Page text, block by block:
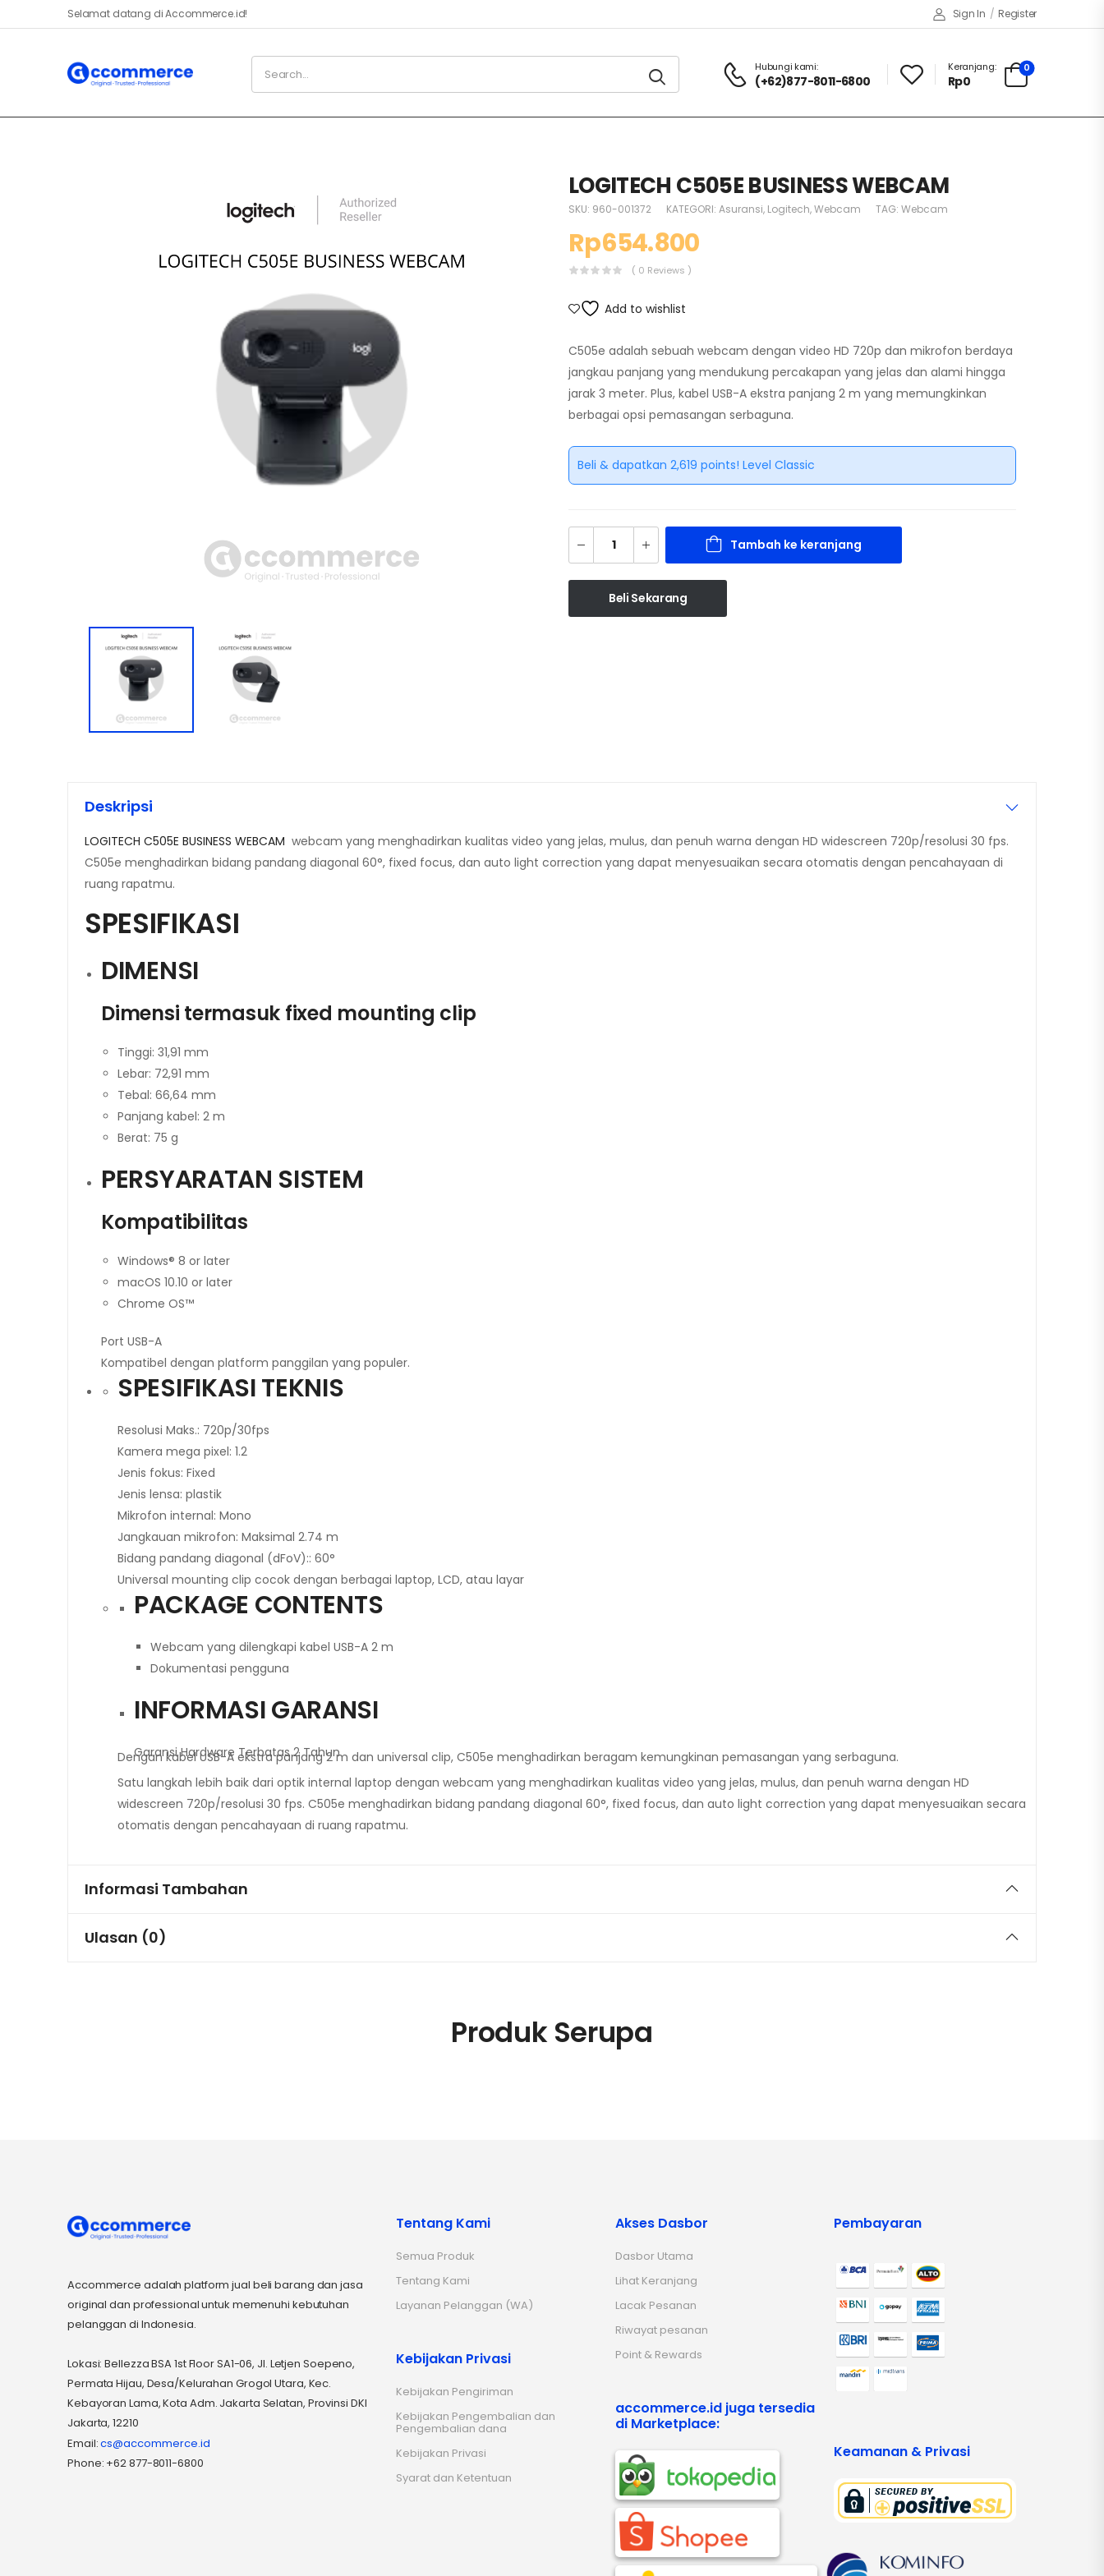
Selamat datang di Accommerce.id! Sign In / Register
Hubungi kami:
(+62)877-8011-6800
Keranjang:
Rp0
0
LOGITECH C505E BUSINESS WEBCAM
SKU: 960-001372 KATEGORI: Asuransi, Logitech,Webcam TAG: Webcam
Rp654.800
( 0 Reviews )
Add to wishlist
C505e adalah sebuah webcam dengan video HD 720p dan mikrofon berdaya
jangkau panjang yang mendukung percakapan yang jelas dan alami hingga
jarak 3 meter. Plus, kabel USB-A ekstra panjang 2 m yang memungkinkan
berbagai opsi pemasangan serbaguna.
Beli & dapatkan 2,619 points! Level Classic
Tambah ke keranjang
Beli Sekarang
Deskripsi
LOGITECH C505E BUSINESS WEBCAM webcam yang menghadirkan kualitas video yang jelas, mulus, dan penuh warna dengan HD widescreen 720p/resolusi 30 fps.
C505e menghadirkan bidang pandang diagonal 60°, fixed focus, dan auto light correction yang dapat menyesuaikan secara otomatis dengan pencahayaan di
ruang rapatmu.
SPESIFIKASI
DIMENSI
Dimensi termasuk fixed mounting clip
Tinggi: 31,91 mm
Lebar: 72,91 mm
Tebal: 66,64 mm
Panjang kabel: 2 m
Berat: 75 g
PERSYARATAN SISTEM
Kompatibilitas
Windows® 8 or later
macOS 10.10 or later
Chrome OS™
Port USB-A
Kompatibel dengan platform panggilan yang populer.
SPESIFIKASI TEKNIS
Resolusi Maks.: 720p/30fps
Kamera mega pixel: 1.2
Jenis fokus: Fixed
Jenis lensa: plastik
Mikrofon internal: Mono
Jangkauan mikrofon: Maksimal 2.74 m
Bidang pandang diagonal (dFoV):: 60°
Universal mounting clip cocok dengan berbagai laptop, LCD, atau layar
PACKAGE CONTENTS
Webcam yang dilengkapi kabel USB-A 2 m
Dokumentasi pengguna
INFORMASI GARANSI
Garansi Hardware Terbatas 2 Tahun
Dengan kabel USB-A ekstra panjang 2 m dan universal clip, C505e menghadirkan beragam kemungkinan pemasangan yang serbaguna.
Satu langkah lebih baik dari optik internal laptop dengan webcam yang menghadirkan kualitas video yang jelas, mulus, dan penuh warna dengan HD
widescreen 720p/resolusi 30 fps. C505e menghadirkan bidang pandang diagonal 60°, fixed focus, dan auto light correction yang dapat menyesuaikan secara
otomatis dengan pencahayaan di ruang rapatmu.
Informasi Tambahan
Ulasan (0)
Produk Serupa
Accommerce adalah platform jual beli barang dan jasa
original dan professional untuk memenuhi kebutuhan
pelanggan di Indonesia.
Lokasi: Bellezza BSA 1st Floor SA1-06, Jl. Letjen Soepeno,
Permata Hijau, Desa/Kelurahan Grogol Utara, Kec.
Kebayoran Lama, Kota Adm. Jakarta Selatan, Provinsi DKI
Jakarta, 12210
Email:cs@accommerce.id
Phone: +62 877-8011-6800
Tentang Kami
Semua Produk
Tentang Kami
Layanan Pelanggan (WA)
Kebijakan Privasi
Kebijakan Pengiriman
Kebijakan Pengembalian dan
Pengembalian dana
Kebijakan Privasi
Syarat dan Ketentuan
Akses Dasbor
Dasbor Utama
Lihat Keranjang
Lacak Pesanan
Riwayat pesanan
Point & Rewards
accommerce.id juga tersedia
di Marketplace:
Pembayaran
Keamanan & Privasi